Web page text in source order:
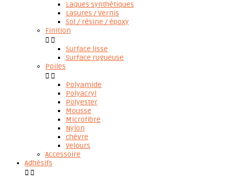
Laques synthétiques
Lasures / Vernis
Sol / résine / époxy
Finition
 
Surface lisse
Surface rugueuse
Poiles
 
Polyamide
Polyacryl
Polyester
Mousse
Microfibre
Nylon
chèvre
Velours
Accessoire
Adhésifs
 